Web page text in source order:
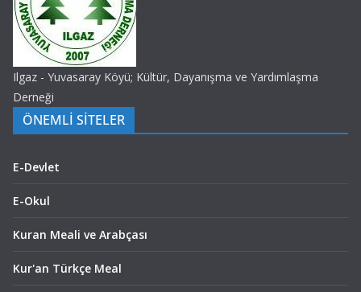
Ilgaz - Yuvasaray Köyü; Kültür, Dayanışma ve Yardımlaşma
Derneği
ÖNEMLİ SİTELER
E-Devlet
E-Okul
Kuran Meali ve Arabçası
Kur'an Türkçe Meal